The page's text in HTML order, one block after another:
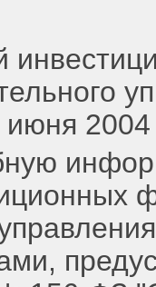
2004